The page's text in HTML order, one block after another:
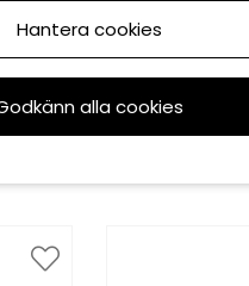
Weber
Hantera cookies
alla cookies